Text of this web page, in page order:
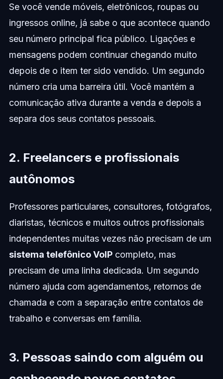
Se você vende móveis, eletrônicos, roupas ou
ingressos online, já sabe o que acontece quando
seu número principal fica público. Ligações e
mensagens podem continuar chegando muito
depois de o item ter sido vendido. Um segundo
número cria uma barreira útil. Você mantém a
comunicação ativa durante a venda e depois a
separa dos seus contatos pessoais.
2. Freelancers e profissionais
autônomos
Professores particulares, consultores, fotógrafos,
diaristas, técnicos e muitos outros profissionais
independentes muitas vezes não precisam de um
sistema telefônico VoIPcompleto, mas
precisam de uma linha dedicada. Um segundo
número ajuda com agendamentos, retornos de
chamada e com a separação entre contatos de
trabalho e conversas em família.
3. Pessoas saindo com alguém ou